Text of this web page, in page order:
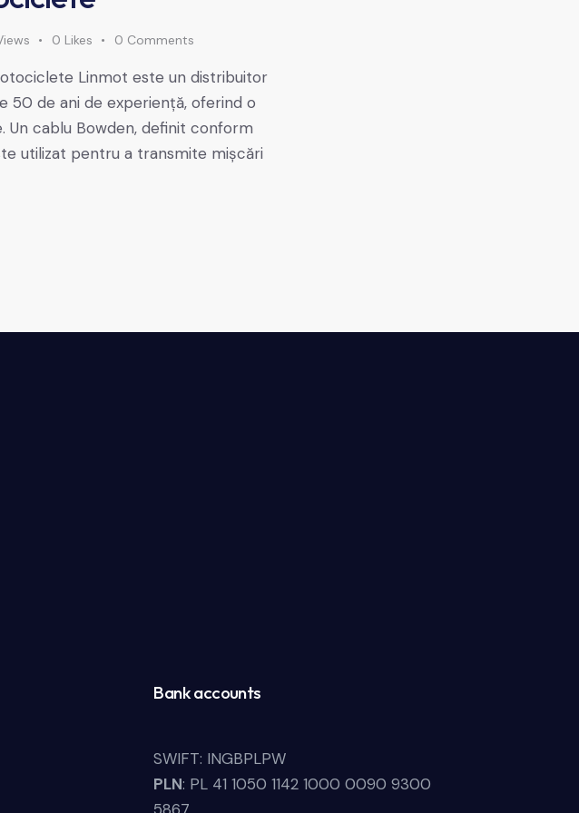
0 Likes 0 Comments
Linmot este un distribuitor
de ani de experiență, oferind o
Un cablu Bowden, definit conform
utilizat pentru a transmite mișcări
Bank accounts
SWIFT: INGBPLPW
PLN: PL 41 1050 1142 1000 0090 9300